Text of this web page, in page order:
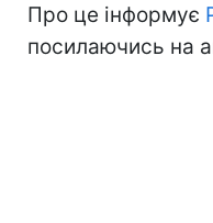
Про це інформує
посилаючись на